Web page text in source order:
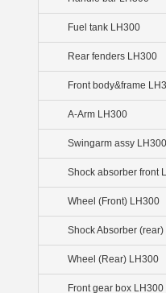
Fuel tank LH300
Rear fenders LH300
Front body&frame
A-Arm LH300
Swingarm assy LH300
Shock absorber front
Wheel (Front) LH300
Shock Absorber
Wheel (Rear) LH300
Front gear box LH300